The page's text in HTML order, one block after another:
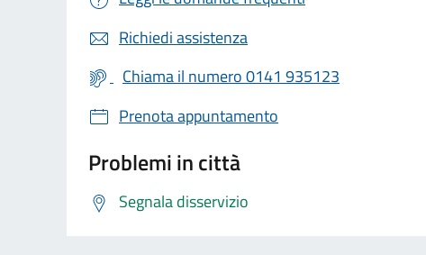
Richiedi assistenza
Chiama il numero 0141 935123
Prenota appuntamento
Problemi in città
Segnala disservizio